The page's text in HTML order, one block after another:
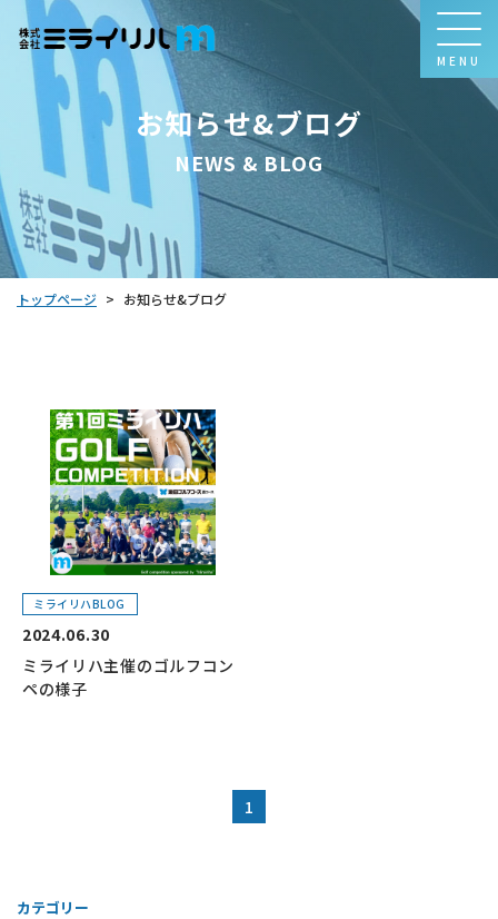
MENU
お知らせ&ブログ
NEWS & BLOG
トップページ > お知らせ&ブログ
ミライリハBLOG
2024.06.30
ミライリハ主催のゴルフコン
ペの様子
1
カテゴリー